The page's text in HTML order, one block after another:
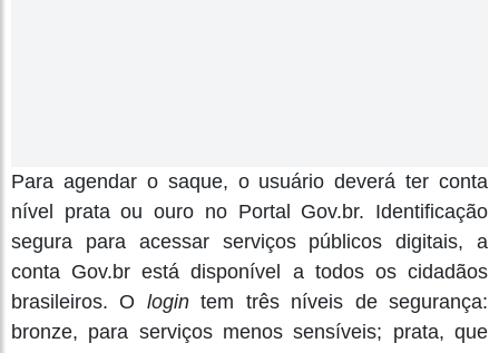
Para agendar o saque, o usuário deverá ter conta
nível prata ou ouro no Portal Gov.br. Identificação
segura para acessar serviços públicos digitais, a
conta Gov.br está disponível a todos os cidadãos
brasileiros. O logintem três níveis de segurança:
bronze, para serviços menos sensíveis; prata, que